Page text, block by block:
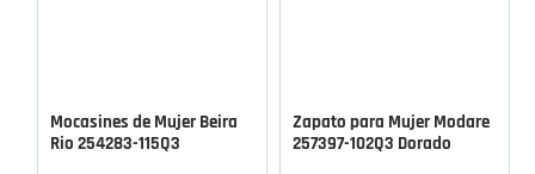
Mocasines de Mujer Beira
Rio 254283-115Q3
Zapato para Mujer Modare
257397-102Q3 Dorado